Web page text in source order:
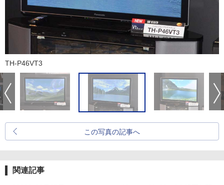
TH-P46VT3
この写真の記事へ
関連記事